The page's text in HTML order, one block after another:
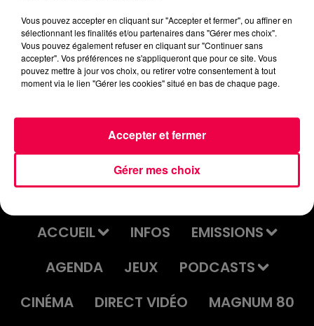
podcasts/2025/10/Drole-de-Bruit-3.mp3
DDB LE DRÔLE DE BRUIT 23/10/2025
ACCUEIL INFOS
EMISSIONS
AGENDA
JEUX
PODCASTS
CINÉMA
DIRECT VIDÉO MAGNUM 80
Vous pouvez accepter en cliquant sur "Accepter et fermer", ou affiner en
sélectionnant les finalités et/ou partenaires dans "Gérer mes choix".
Vous pouvez également refuser en cliquant sur "Continuer sans
accepter". Vos préférences ne s'appliqueront que pour ce site. Vous
pouvez mettre à jour vos choix, ou retirer votre consentement à tout
moment via le lien "Gérer les cookies" situé en bas de chaque page.
Gérer mes choix
Accepter et fermer